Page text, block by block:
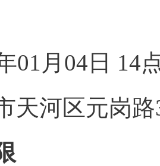
01月04日 14
天河区元岗